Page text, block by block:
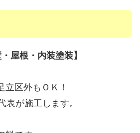
・屋根・内装塗装】
立区外もＯＫ！
表が施工します。